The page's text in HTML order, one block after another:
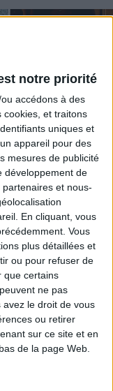
notre priorité
accédons à des
cookies, et traitons
uniques et
appareil pour des
mesures de publicité
développement de
et nous-
En cliquant, vous
Vous
plus détaillées et
ou pour refuser de
que certains
ne pas
le droit de vous
ou retirer
sur ce site et en
de la page Web.
REMEMBER
SEASON